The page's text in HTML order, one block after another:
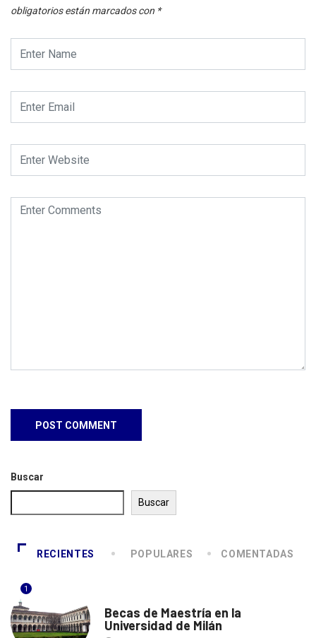
obligatorios están marcados con *
Buscar
Buscar
RECIENTES POPULARES COMENTADAS
1
Becas de Maestría en la
Universidad de Milán